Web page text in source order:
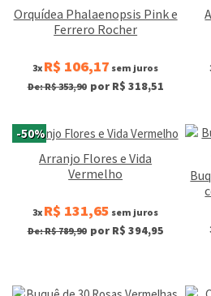
Orquídea Phalaenopsis Pink e
Ferrero Rocher
3x R$ 106,17 sem juros
De: R$ 353,90 por R$ 318,51
-50%
Arranjo Flores e Vida
Vermelho
3x R$ 131,65 sem juros
De: R$ 789,90 por R$ 394,95